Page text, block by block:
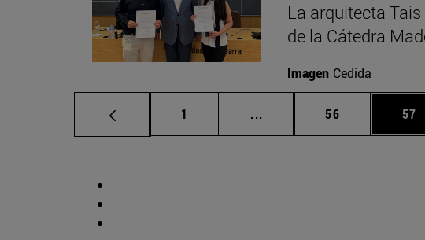
La arquitecta
de la Cátedra
Imagen Cedida
Página
1 ... Páginas intermedias Use
Página
56 57